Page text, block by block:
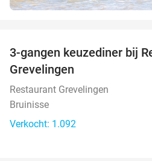
3-gangen keuzediner bij
Grevelingen
Restaurant Grevelingen
Bruinisse
Verkocht: 1.092